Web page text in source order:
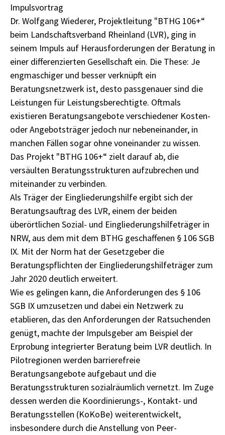
Impulsvortrag
Dr. Wolfgang Wiederer, Projektleitung "BTHG 106+“
beim Landschaftsverband Rheinland (LVR), ging in
seinem Impuls auf Herausforderungen der Beratung in
einer differenzierten Gesellschaft ein. Die These: Je
engmaschiger und besser verknüpft ein
Beratungsnetzwerk ist, desto passgenauer sind die
Leistungen für Leistungsberechtigte. Oftmals
existieren Beratungsangebote verschiedener Kosten-
oder Angebotsträger jedoch nur nebeneinander, in
manchen Fällen sogar ohne voneinander zu wissen.
Das Projekt "BTHG 106+“ zielt darauf ab, die
versäulten Beratungsstrukturen aufzubrechen und
miteinander zu verbinden.
Als Träger der Eingliederungshilfe ergibt sich der
Beratungsauftrag des LVR, einem der beiden
überörtlichen Sozial- und Eingliederungshilfeträger in
NRW, aus dem mit dem BTHG geschaffenen § 106 SGB
IX. Mit der Norm hat der Gesetzgeber die
Beratungspflichten der Eingliederungshilfeträger zum
Jahr 2020 deutlich erweitert.
Wie es gelingen kann, die Anforderungen des § 106
SGB IX umzusetzen und dabei ein Netzwerk zu
etablieren, das den Anforderungen der Ratsuchenden
genügt, machte der Impulsgeber am Beispiel der
Erprobung integrierter Beratung beim LVR deutlich. In
Pilotregionen werden barrierefreie
Beratungsangebote aufgebaut und die
Beratungsstrukturen sozialräumlich vernetzt. Im Zuge
dessen werden die Koordinierungs-, Kontakt- und
Beratungsstellen (KoKoBe) weiterentwickelt,
insbesondere durch die Anstellung von Peer-